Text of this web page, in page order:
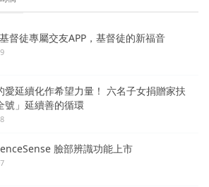
督徒專屬交友APP，基督徒的新福音
愛延續化作希望力量！ 六名子女捐贈家扶
號」延續善的循環
臉部辨識功能上市